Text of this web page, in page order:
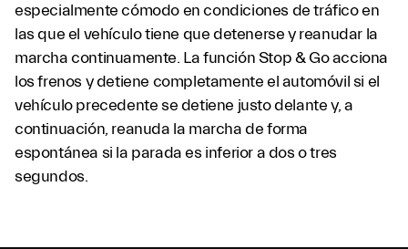
especialmente cómodo en condiciones de tráfico en
las que el vehículo tiene que detenerse y reanudar la
marcha continuamente. La función Stop & Go acciona
los frenos y detiene completamente el automóvil si el
vehículo precedente se detiene justo delante y, a
continuación, reanuda la marcha de forma
espontánea si la parada es inferior a dos o tres
segundos.